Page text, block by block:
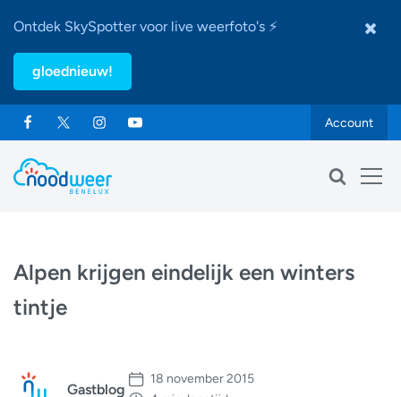
Ontdek SkySpotter voor live weerfoto's ⚡
gloednieuw!
Account
Alpen krijgen eindelijk een winters
tintje
Gastblog
18 november 2015